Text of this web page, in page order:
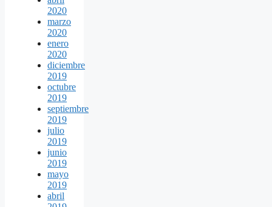
2020
marzo
2020
enero
2020
diciembre
2019
octubre
2019
septiembre
2019
julio
2019
junio
2019
mayo
2019
abril